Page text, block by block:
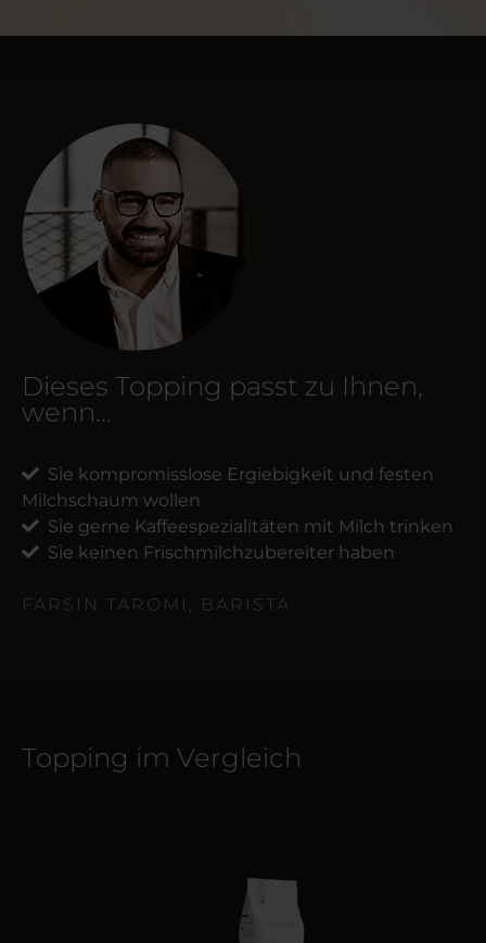
Dieses Topping passt zu Ihnen,
wenn...
Sie kompromisslose Ergiebigkeit und festen
Milchschaum wollen
Sie gerne Kaffeespezialitäten mit Milch trinken
Sie keinen Frischmilchzubereiter haben
FARSIN TAROMI, BARISTA
Topping im Vergleich